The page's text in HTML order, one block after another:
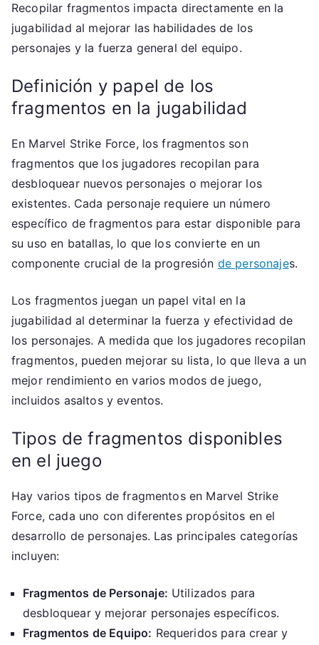
Recopilar fragmentos impacta directamente en la
jugabilidad al mejorar las habilidades de los
personajes y la fuerza general del equipo.
Definición y papel de los
fragmentos en la jugabilidad
En Marvel Strike Force, los fragmentos son
fragmentos que los jugadores recopilan para
desbloquear nuevos personajes o mejorar los
existentes. Cada personaje requiere un número
específico de fragmentos para estar disponible para
su uso en batallas, lo que los convierte en un
componente crucial de la progresión de personajes.
Los fragmentos juegan un papel vital en la
jugabilidad al determinar la fuerza y efectividad de
los personajes. A medida que los jugadores recopilan
fragmentos, pueden mejorar su lista, lo que lleva a un
mejor rendimiento en varios modos de juego,
incluidos asaltos y eventos.
Tipos de fragmentos disponibles
en el juego
Hay varios tipos de fragmentos en Marvel Strike
Force, cada uno con diferentes propósitos en el
desarrollo de personajes. Las principales categorías
incluyen:
Fragmentos de Personaje: Utilizados para
desbloquear y mejorar personajes específicos.
Fragmentos de Equipo: Requeridos para crear y